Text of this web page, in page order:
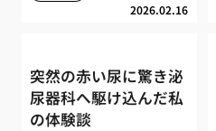
2026.02.16
突然の赤い尿に驚き泌
尿器科へ駆け込んだ私
の体験談